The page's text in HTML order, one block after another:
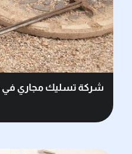
شركة تسليك مجاري في دبي